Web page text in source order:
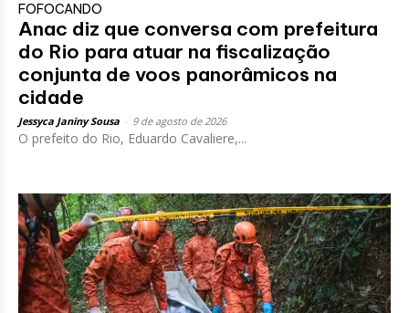
FOFOCANDO
Anac diz que conversa com prefeitura
do Rio para atuar na fiscalização
conjunta de voos panorâmicos na
cidade
Jessyca Janiny Sousa 9 de agosto de 2026
O prefeito do Rio, Eduardo Cavaliere,...